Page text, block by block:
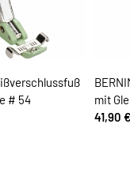
# 54
mit
41,90